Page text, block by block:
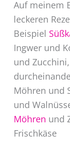
Auf meinem
leckeren
Beispiel
Ingwer und
und Zucchini,
Möhren und
und
Möhren und
Frischkäse